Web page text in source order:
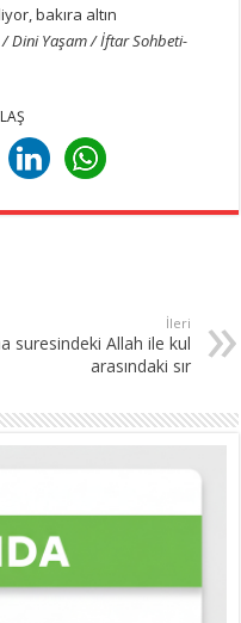
bakıra altın
Dini Yaşam / İftar Sohbeti-
İleri
suresindeki Allah ile kul
arasındaki sır